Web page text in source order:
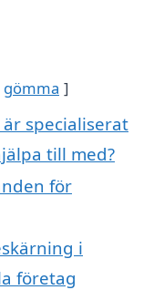
gömma
specialiserat
till med?
för
i
företag